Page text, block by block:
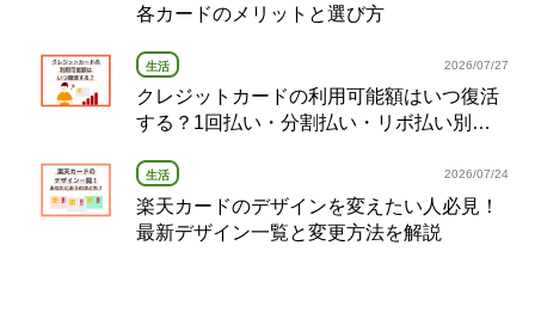
各カードのメリットと選び方
生活 2026/07/27
クレジットカードの利用可能額はいつ復活
する？1回払い・分割払い・リボ払い別の
生活 2026/07/24
楽天カードのデザインを変えたい人必見！
最新デザイン一覧と変更方法を解説